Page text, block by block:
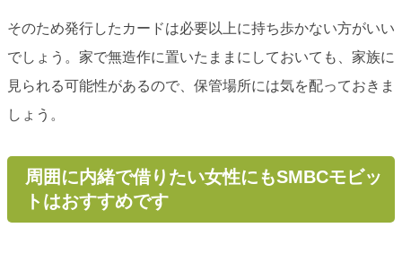
そのため発行したカードは必要以上に持ち歩かない方がいい
でしょう。家で無造作に置いたままにしておいても、家族に
見られる可能性があるので、保管場所には気を配っておきま
しょう。
周囲に内緒で借りたい女性にもSMBCモビッ
トはおすすめです